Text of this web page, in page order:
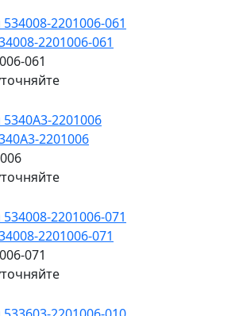
2201006-061
061
2201006
2201006-071
071